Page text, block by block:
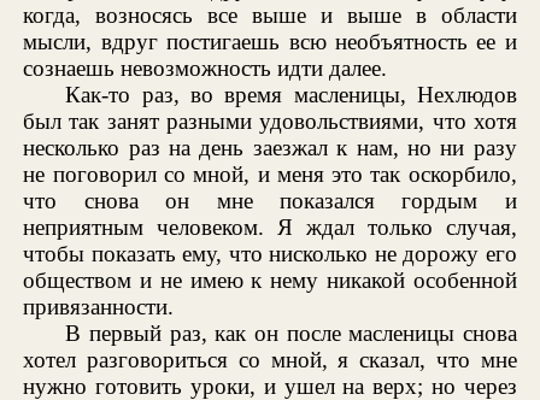
когда, возносясь все выше и выше в области
мысли, вдруг постигаешь всю необъятность ее и
сознаешь невозможность идти далее.
Как-то раз, во время масленицы, Нехлюдов
был так занят разными удовольствиями, что хотя
несколько раз на день заезжал к нам, но ни разу
не поговорил со мной, и меня это так оскорбило,
что снова он мне показался гордым и
неприятным человеком. Я ждал только случая,
чтобы показать ему, что нисколько не дорожу его
обществом и не имею к нему никакой особенной
привязанности.
В первый раз, как он после масленицы снова
хотел разговориться со мной, я сказал, что мне
нужно готовить уроки, и ушел на верх; но через